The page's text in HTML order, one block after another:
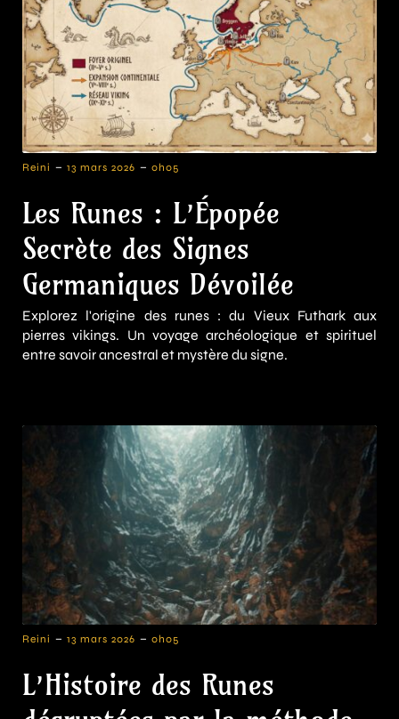
Reini - 13 mars 2026 - 0h05
Les Runes : L’Épopée
Secrète des Signes
Germaniques Dévoilée
Explorez l'origine des runes : du Vieux Futhark aux
pierres vikings. Un voyage archéologique et spirituel
entre savoir ancestral et mystère du signe.
Reini - 13 mars 2026 - 0h05
L’Histoire des Runes